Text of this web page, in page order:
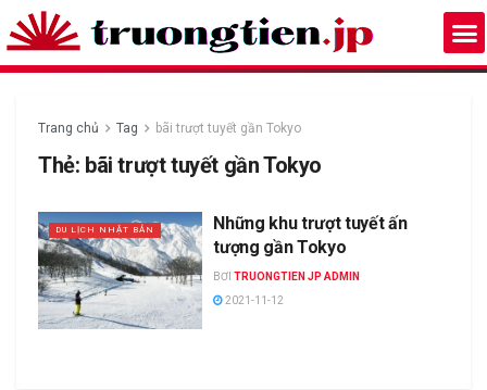
Trang chủ Tag bãi trượt tuyết gần Tokyo
Thẻ: bãi trượt tuyết gần Tokyo
DU LỊCH NHẬT BẢN
Những khu trượt tuyết ấn
tượng gần Tokyo
BƠI TRUONGTIEN JP ADMIN
2021-11-12